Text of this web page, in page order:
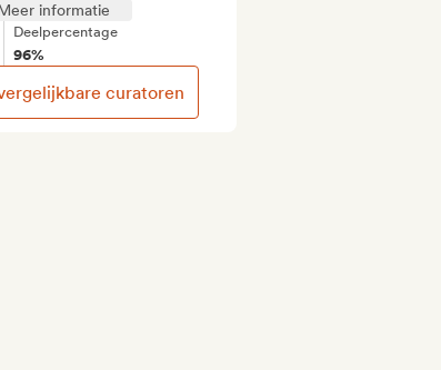
informatie
Deelpercentage
96%
curatoren